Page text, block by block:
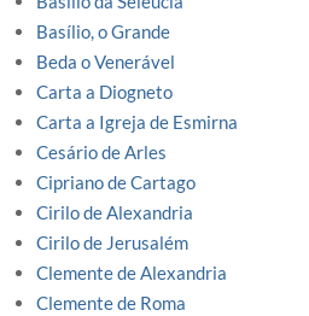
Basílio, o Grande
Beda o Venerável
Carta a Diogneto
Carta a Igreja de Esmirna
Cesário de Arles
Cipriano de Cartago
Cirilo de Alexandria
Cirilo de Jerusalém
Clemente de Alexandria
Clemente de Roma